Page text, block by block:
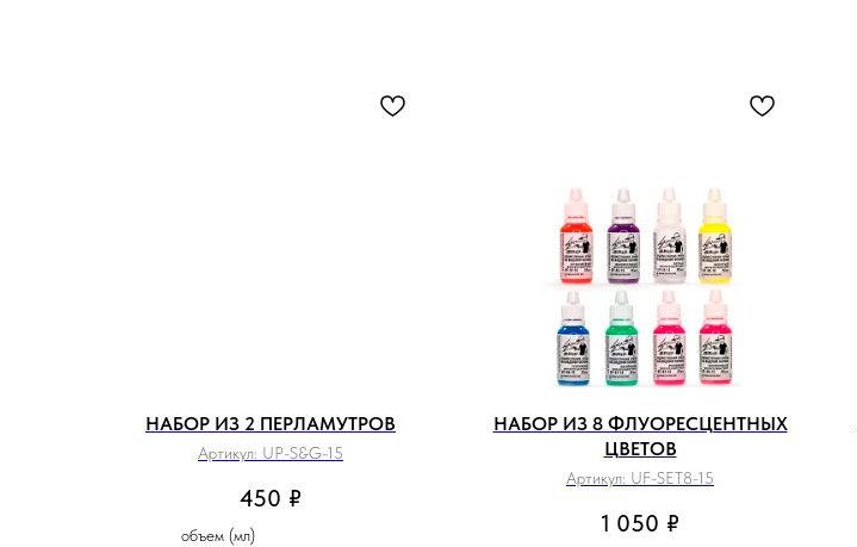
НАБОР ИЗ 2 ПЕРЛАМУТРОВ
Артикул: UP-S&G-15
450 ₽
объем (мл)
НАБОР ИЗ 8 ФЛУОРЕСЦЕНТНЫХ
ЦВЕТОВ
Артикул: UF-SET8-15
1 050 ₽